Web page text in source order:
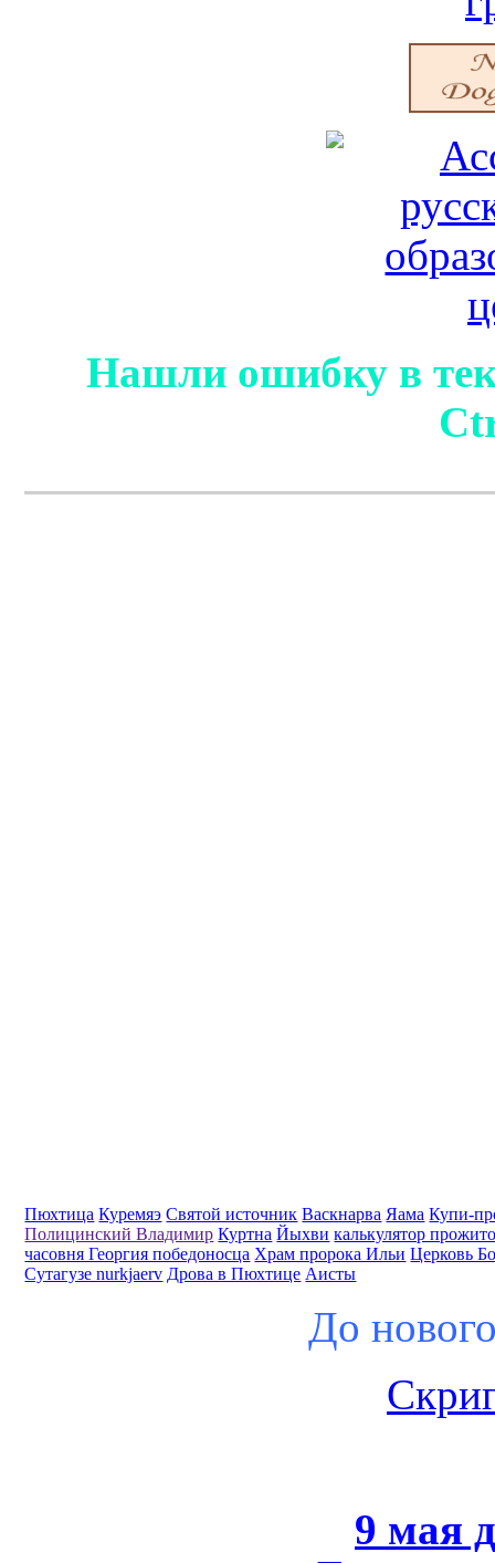
Нашли ошибку в
Пюхтица Куремяэ Святой источник Васкнарва Яама Купи-
Полицинский Владимир Куртна Йыхви калькулятор
часовня Георгия победоносца Храм пророка Ильи Церковь
Сутагузе nurkjaerv Дрова в Пюхтице Аисты
До
9 мая